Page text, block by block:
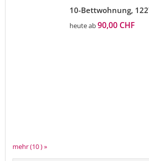
mehr (10 ) »
10-Bettwohnung,
heute ab90,00 CHF